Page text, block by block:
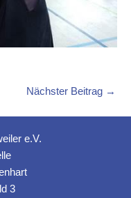
Nächster Beitrag →
e.V.
3